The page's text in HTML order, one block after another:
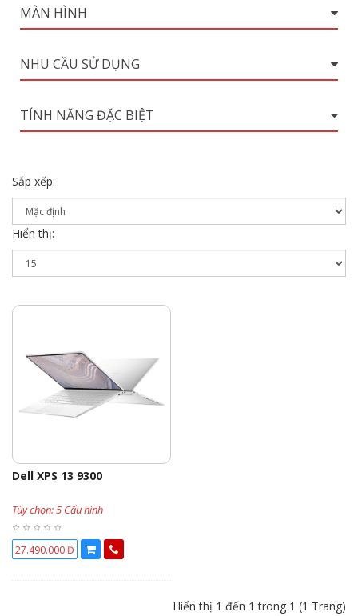
MÀN HÌNH
NHU CẦU SỬ DỤNG
TÍNH NĂNG ĐẶC BIỆT
Sắp xếp:
Hiển thị:
Dell XPS 13 9300
Tùy chọn: 5 Cấu hình
27.490.000 Đ
Hiển thị 1 đến 1 trong 1 (1 Trang)